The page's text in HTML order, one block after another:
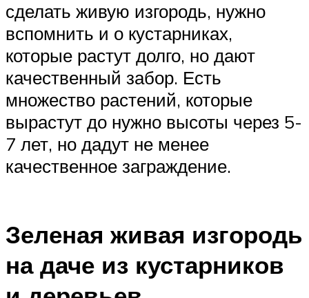
сделать живую изгородь, нужно
вспомнить и о кустарниках,
которые растут долго, но дают
качественный забор. Есть
множество растений, которые
вырастут до нужно высоты через 5-
7 лет, но дадут не менее
качественное заграждение.
Зеленая живая изгородь
на даче из кустарников